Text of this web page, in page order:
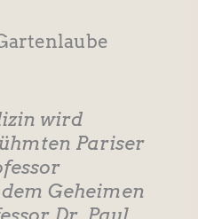
wird
Pariser
Geheimen